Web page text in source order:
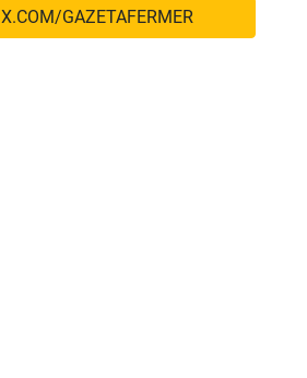
X.COM/GAZETAFERMER